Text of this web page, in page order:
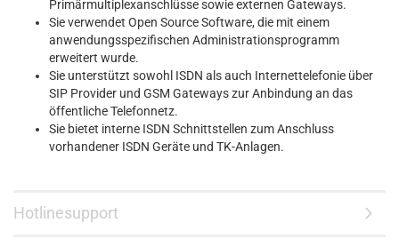
Primärmultiplexanschlüsse sowie externen Gateways.
Sie verwendet Open Source Software, die mit einem
anwendungsspezifischen Administrationsprogramm
erweitert wurde.
Sie unterstützt sowohl ISDN als auch Internettelefonie über
SIP Provider und GSM Gateways zur Anbindung an das
öffentliche Telefonnetz.
Sie bietet interne ISDN Schnittstellen zum Anschluss
vorhandener ISDN Geräte und TK-Anlagen.
Hotlinesupport